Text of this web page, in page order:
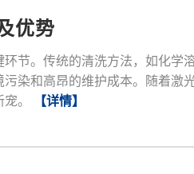
优势
节。传统的清洗方法，如化学
染和高昂的维护成本。随着激
。
【详情】